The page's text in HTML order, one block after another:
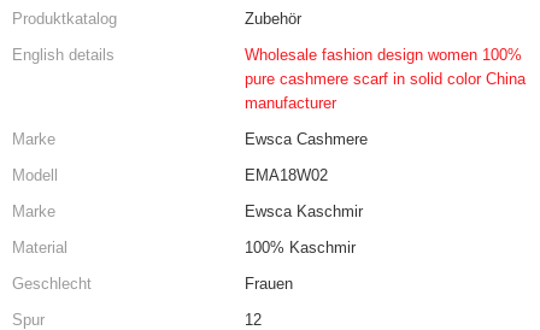
Produktkatalog
Zubehör
English details
Wholesale fashion design women 100%
pure cashmere scarf in solid color China
manufacturer
Marke
Ewsca Cashmere
Modell
EMA18W02
Marke
Ewsca Kaschmir
Material
100% Kaschmir
Geschlecht
Frauen
Spur
12